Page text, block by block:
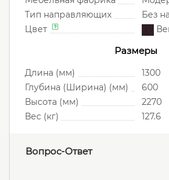
Тип направляющих
Без
Цвет
Размеры
Длина (мм)
1300
Глубина (Ширина) (мм)
600
Высота (мм)
2270
Вес (кг)
127.6
Вопрос-Ответ